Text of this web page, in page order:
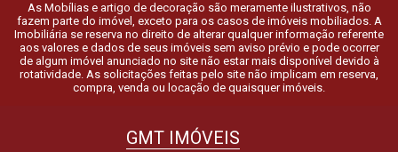
As Mobílias e artigo de decoração são meramente ilustrativos, não
fazem parte do imóvel, exceto para os casos de imóveis mobiliados. A
Imobiliária se reserva no direito de alterar qualquer informação referente
aos valores e dados de seus imóveis sem aviso prévio e pode ocorrer
de algum imóvel anunciado no site não estar mais disponível devido à
rotatividade. As solicitações feitas pelo site não implicam em reserva,
compra, venda ou locação de quaisquer imóveis.
GMT IMÓVEIS